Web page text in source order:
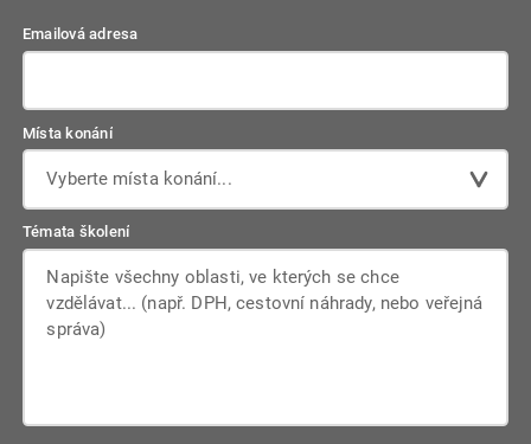
Emailová adresa
Místa konání
Vyberte místa konání...
Témata školení